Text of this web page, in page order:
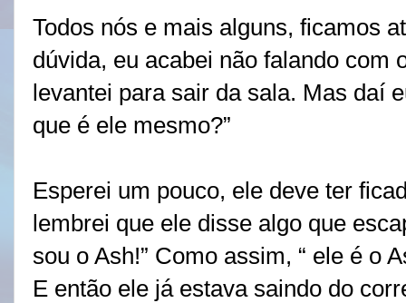
Todos nós e mais alguns, ficamos
dúvida, eu acabei não falando com
levantei para sair da sala. Mas daí
que é ele mesmo?”
Esperei um pouco, ele deve ter
lembrei que ele disse algo que
sou o Ash!” Como assim, “ ele é o
E então ele já estava saindo do